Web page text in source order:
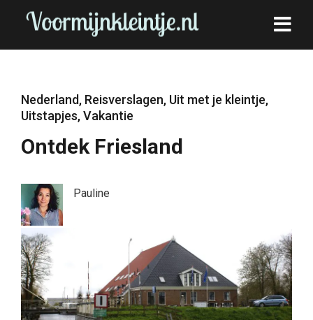
Nederland, Reisverslagen, Uit met je kleintje,
Uitstapjes,Vakantie
Ontdek Friesland
Pauline